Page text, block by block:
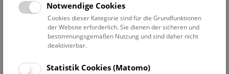
Datumsfilter
1.12.2022
Datum auswählen
Notwendige Cookies
Cookies dieser Kategorie sind für die Grundfunktionen
der Website erforderlich. Sie dienen der sicheren und
bestimmungsgemäßen Nutzung und sind daher nicht
deaktivierbar.
Statistik Cookies (Matomo)